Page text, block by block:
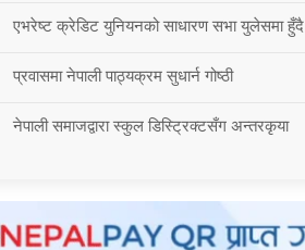
एभरेष्ट क्रेडिट युनियनको साधारण सभा युलेसमा हुँदै
प्रवासमा नेपाली पाठ्यक्रम सुधार्न गोष्ठी
नेपाली समाजद्वारा स्कुल डिस्ट्रिक्टसँग अन्तरकृया